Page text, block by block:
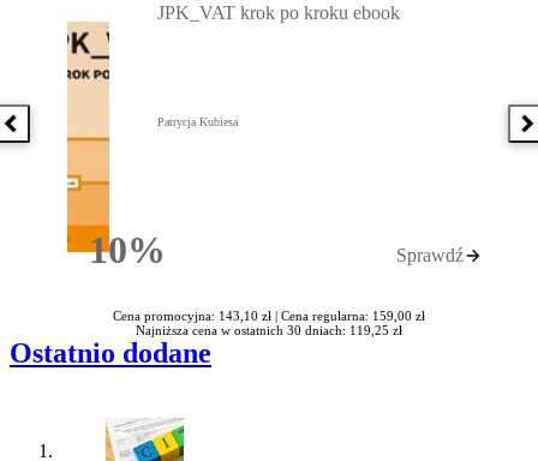
Poprzednia książka
10%Rabatu
JPK_VAT krok po kroku ebook
Patrycja Kubiesa
Sprawdź
Cena promocyjna: 143,10 zł | Cena regularna: 159,00 zł
Najniższa cena w ostatnich 30 dniach: 119,25 zł
Ostatnio dodane